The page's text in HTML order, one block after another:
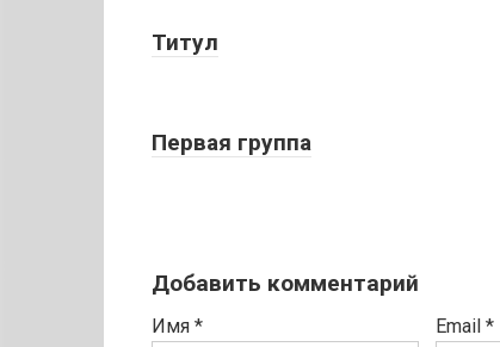
Титул
Первая группа
Добавить комментарий
Имя * Email *